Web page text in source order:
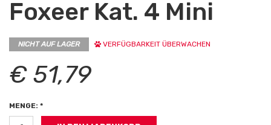
Foxeer Kat. 4 Mini
NICHT AUF LAGER VERFÜGBARKEIT ÜBERWACHEN
€ 51,79
MENGE: *